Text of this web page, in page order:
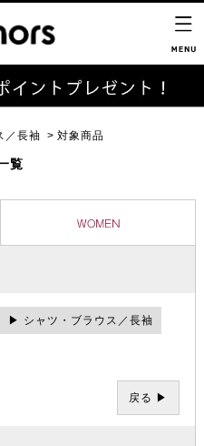
／長袖 対象商品
覧
▶ シャツ・ブラウス／長袖
戻る ▶